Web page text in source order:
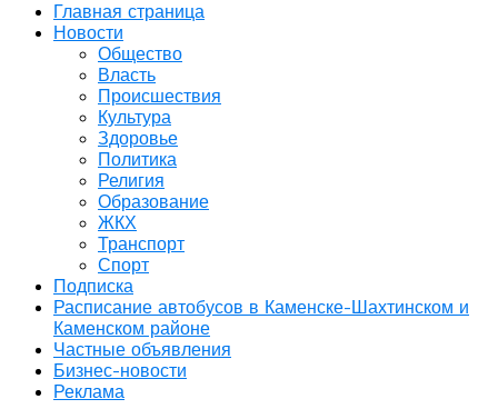
Главная страница
Новости
Общество
Власть
Происшествия
Культура
Здоровье
Политика
Религия
Образование
ЖКХ
Транспорт
Спорт
Подписка
Расписание автобусов в Каменске-Шахтинском и
Каменском районе
Частные объявления
Бизнес-новости
Реклама